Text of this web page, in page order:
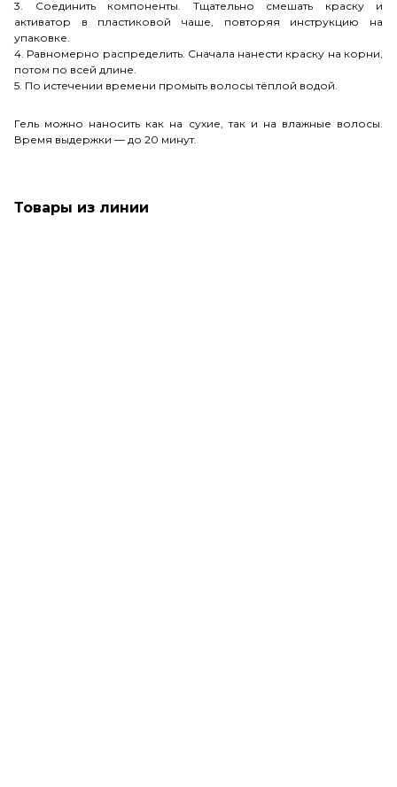
3. Соединить компоненты. Тщательно смешать краску и
активатор в пластиковой чаше, повторяя инструкцию на
упаковке.
4. Равномерно распределить. Сначала нанести краску на корни,
потом по всей длине.
5. По истечении времени промыть волосы тёплой водой.
Гель можно наносить как на сухие, так и на влажные волосы.
Время выдержки — до 20 минут.
Товары из линии